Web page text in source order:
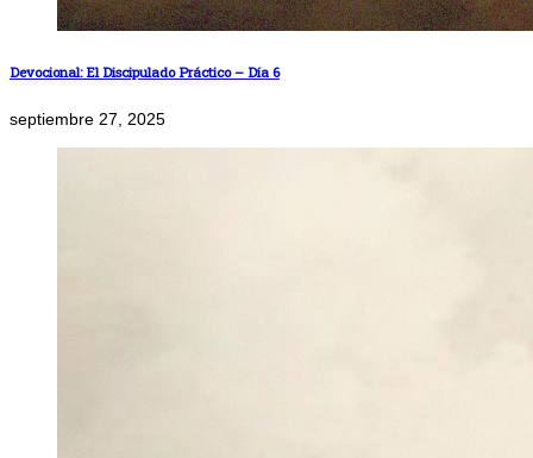
Devocional: El Discipulado Práctico – Día 6
septiembre 27, 2025